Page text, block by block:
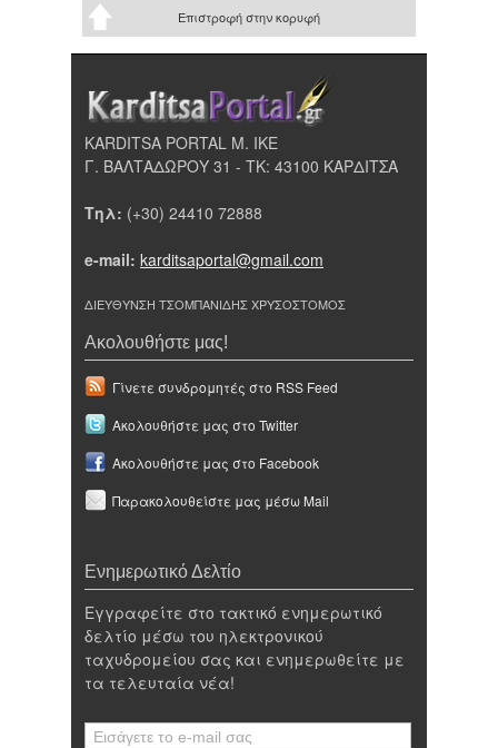
Επιστροφή στην κορυφή
KARDITSA PORTAL Μ. ΙΚΕ
Γ. ΒΑΛΤΑΔΩΡΟΥ 31 - ΤΚ: 43100 ΚΑΡΔΙΤΣΑ
Τηλ: (+30) 24410 72888
e-mail: karditsaportal@gmail.com
ΔΙΕΥΘΥΝΣΗ ΤΣΟΜΠΑΝΙΔΗΣ ΧΡΥΣΟΣΤΟΜΟΣ
Ακολουθήστε μας!
Γίνετε συνδρομητές στο RSS Feed
Ακολουθήστε μας στο Twitter
Ακολουθήστε μας στο Facebook
Παρακολουθείστε μας μέσω Mail
Ενημερωτικό Δελτίο
Εγγραφείτε στο τακτικό ενημερωτικό
δελτίο μέσω του ηλεκτρονικού
ταχυδρομείου σας και ενημερωθείτε με
τα τελευταία νέα!